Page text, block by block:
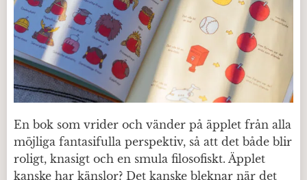
En bok som vrider och vänder på äpplet från alla
möjliga fantasifulla perspektiv, så att det både blir
roligt, knasigt och en smula filosofiskt. Äpplet
kanske har känslor? Det kanske bleknar när det